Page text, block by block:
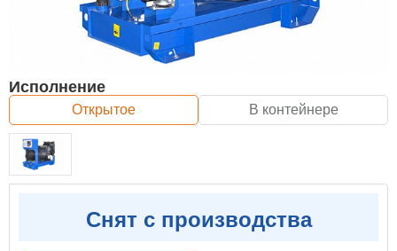
Исполнение
Открытое В контейнере
Снят с производства